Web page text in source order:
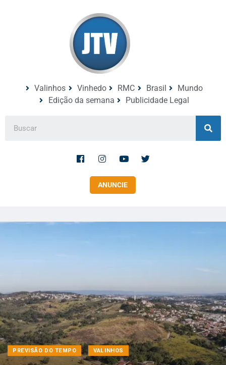
Valinhos Vinhedo RMC Brasil
Mundo
Edição da semana
Publicidade Legal
ANUNCIE
PREVISÃO DO TEMPO VALINHOS